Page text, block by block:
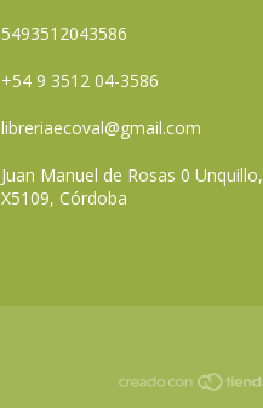
5493512043586
+54 9 3512 04-3586
libreriaecoval@gmail.com
Juan Manuel de Rosas 0 Unquillo,
X5109, Córdoba